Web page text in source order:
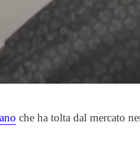
che ha tolta dal mercato